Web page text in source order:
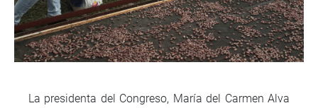
La presidenta del Congreso, María del Carmen Alva